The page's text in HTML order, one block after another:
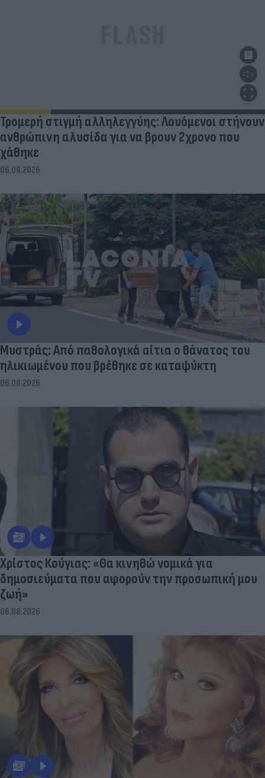
Τρομερή στιγμή αλληλεγγύης: Λουόμενοι στήνουν
ανθρώπινη αλυσίδα για να βρουν 2χρονο που
χάθηκε
06.08.2026
Μυστράς: Από παθολογικά αίτια ο θάνατος του
ηλικιωμένου που βρέθηκε σε καταψύκτη
06.08.2026
Χρίστος Κούγιας: «Θα κινηθώ νομικά για
δημοσιεύματα που αφορούν την προσωπική μου
ζωή»
06.08.2026